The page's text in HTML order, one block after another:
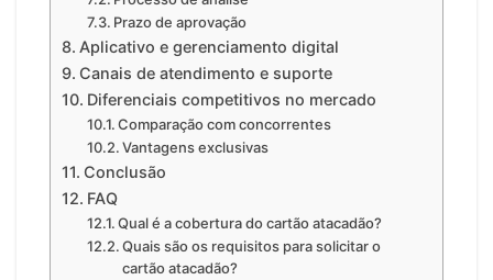
Prazo de aprovação
Aplicativo e gerenciamento digital
Canais de atendimento e suporte
Diferenciais competitivos no mercado
Comparação com concorrentes
Vantagens exclusivas
Conclusão
FAQ
Qual é a cobertura do cartão atacadão?
Quais são os requisitos para solicitar o
cartão atacadão?